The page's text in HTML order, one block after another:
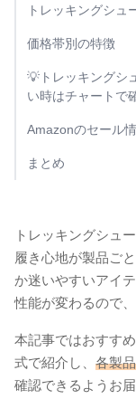
トレッキングシュ
価格帯別の特徴
💡トレッキングシ
い時はチャートで
Amazonのセール
まとめ
トレッキングシュ
履き心地が製品ご
か迷いやすいアイ
性能が変わるので
本記事ではおすす
式で紹介し、 各製
確認できるようお